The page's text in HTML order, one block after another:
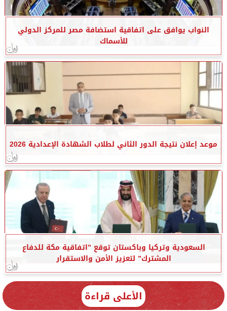
النواب يوافق على اتفاقية استضافة مصر للمركز الدولي
للأسماك
موعد إعلان نتيجة الدور الثاني لطلاب الشهادة الإعدادية 2026
السعودية وتركيا وباكستان توقع ”اتفاقية مكة للدفاع
المشترك” لتعزيز الأمن والاستقرار
الأعلى قراءة